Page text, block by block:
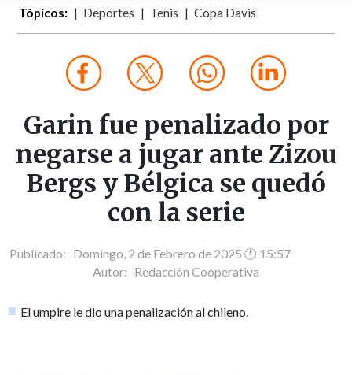
Tópicos: Deportes Tenis Copa Davis
Garin fue penalizado por
negarse a jugar ante Zizou
Bergs y Bélgica se quedó
con la serie
Publicado: Domingo, 2 de Febrero de 2025 🕐 15:57
Autor: Redacción Cooperativa
El umpire le dio una penalización al chileno.